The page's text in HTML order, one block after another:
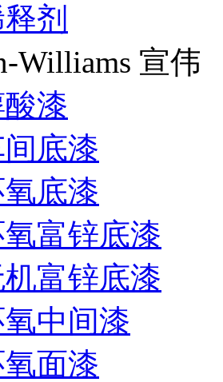
剂
Williams 宣伟
酸漆
间底漆
氧底漆
氧富锌底漆
机富锌底漆
氧中间漆
氧面漆